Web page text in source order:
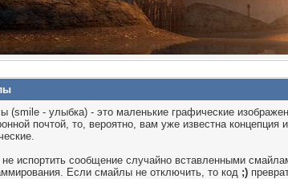
(smile - улыбка) - это маленькие графические
почтой, то, вероятно, вам уже известна
испортить сообщение случайно вставленными
Если смайлы не отключить, то код ;)